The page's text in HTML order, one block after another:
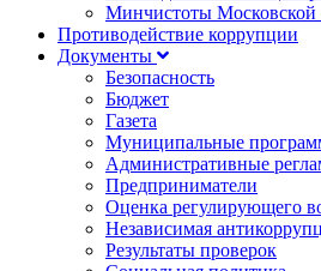
Минчистоты Московской
Противодействие коррупции
Документы
Безопасность
Бюджет
Газета
Муниципальные
Административные
Предприниматели
Оценка регулирующего
Независимая
Результаты проверок